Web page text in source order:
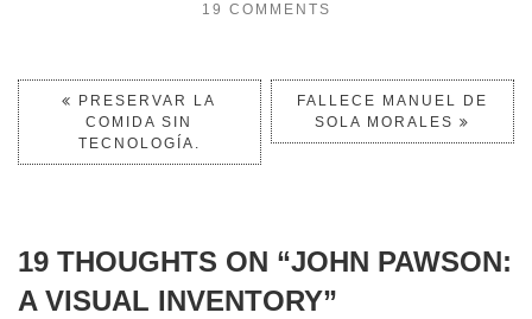
19 COMMENTS
PRESERVAR LA
COMIDA SIN
TECNOLOGÍA.
FALLECE MANUEL DE
SOLA MORALES
19 THOUGHTS ON “JOHN PAWSON:
A VISUAL INVENTORY”